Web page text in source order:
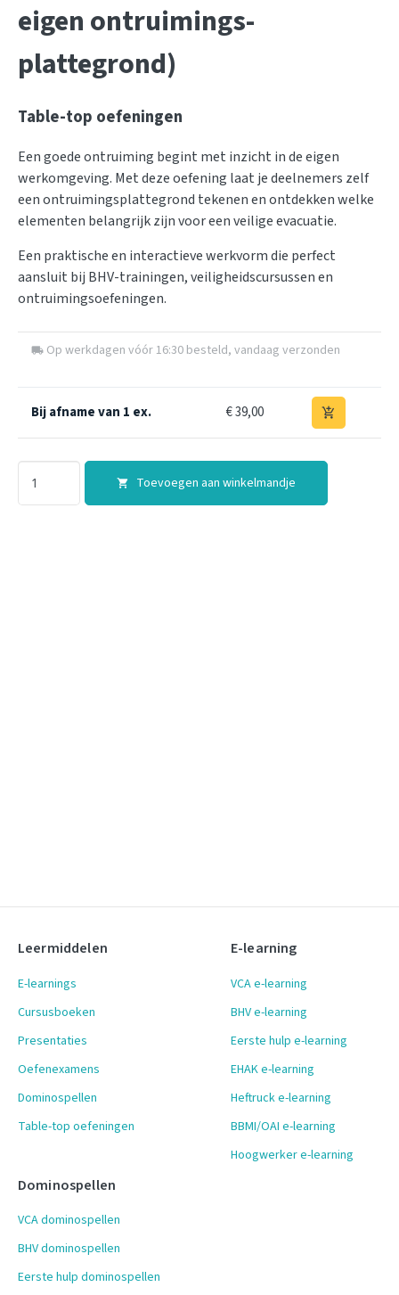
eigen ontruimings-
plattegrond)
Table-top oefeningen
Een goede ontruiming begint met inzicht in de eigen
werkomgeving. Met deze oefening laat je deelnemers zelf
een ontruimingsplattegrond tekenen en ontdekken welke
elementen belangrijk zijn voor een veilige evacuatie.
Een praktische en interactieve werkvorm die perfect
aansluit bij BHV-trainingen, veiligheidscursussen en
ontruimingsoefeningen.
local_shipping Op werkdagen vóór 16:30 besteld, vandaag verzonden
Bij afname van 1 ex. € 39,00 add_shopping_cart
shopping_cart Toevoegen aan winkelmandje
Leermiddelen
E-learnings
Cursusboeken
Presentaties
Oefenexamens
Dominospellen
Table-top oefeningen
Dominospellen
VCA dominospellen
BHV dominospellen
Eerste hulp dominospellen
E-learning
VCA e-learning
BHV e-learning
Eerste hulp e-learning
EHAK e-learning
Heftruck e-learning
BBMI/OAI e-learning
Hoogwerker e-learning